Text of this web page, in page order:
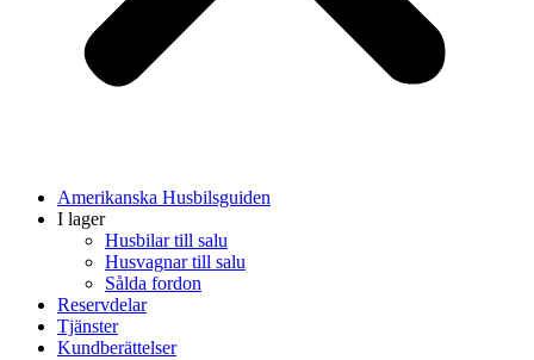
Amerikanska Husbilsguiden
I lager
Husbilar till salu
Husvagnar till salu
Sålda fordon
Reservdelar
Tjänster
Kundberättelser